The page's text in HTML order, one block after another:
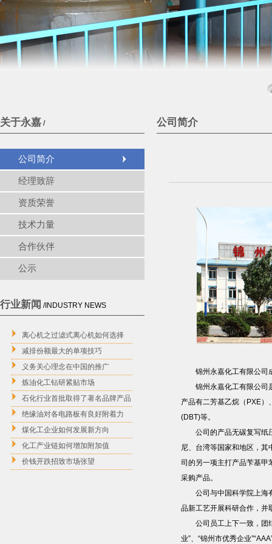
关于永嘉 /
公司简介
经理致辞
资质荣誉
技术力量
合作伙伴
公示
行业新闻 /INDUSTRY NEWS
离心机之过滤式离心机如何选择
减排份额最大的单项技巧
义务关心理念在中国的推广
炼油化工钻研紧贴市场
石化行业首批取得了著名品牌产品
绝缘油对各电路板有良好附着力
煤化工企业如何发展新方向
化工产业链如何增加附加值
价钱开跌招致市场张望
公司简介
锦州永嘉化工有限公司成
锦州永嘉化工有限公司是
产品有二芳基乙烷（PXE
(DBT)等。
公司的产品无碳复写纸压
尼、台湾等国家和地区，
司的另一项主打产品苄基甲
采购产品。
公司与中国科学院上海有
品新工艺开展科研合作，并
公司员工上下一致，团结
业”、“锦州市优秀企业